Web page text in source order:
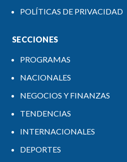
POLÍTICAS DE PRIVACIDAD
SECCIONES
PROGRAMAS
NACIONALES
NEGOCIOS Y FINANZAS
TENDENCIAS
INTERNACIONALES
DEPORTES